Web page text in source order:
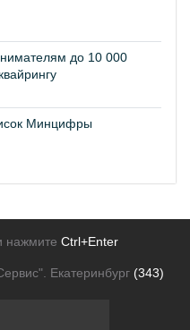
до 10 000
Минцифры
нажмите Ctrl+Enter
Екатеринбург (343)